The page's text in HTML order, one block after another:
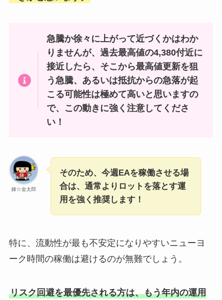
急騰か徐々に上がって近づくかはわか
りませんが、過去最高値の4,380付近に
接近したら、そこから最高値更新を狙
う急騰、あるいは抵抗からの急落が起
こる可能性は極めて高いと思いますの
で、この動きに強く注意してくださ
い！
錬☆金太郎
そのため、今週EAを稼働させる場
合は、通常よりロットを落とす運
用を強く推奨します！
特に、流動性が最も不安定になりやすいニューヨ
ーク時間の稼働は避けるのが無難でしょう。
リスク回避を最優先される方は、もう年内の運用